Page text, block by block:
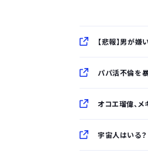
【悲報】男が嫌
パパ活不倫を
オコエ瑠偉、
宇宙人はいる？